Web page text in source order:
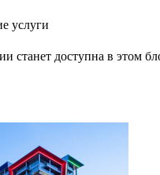
услуги
станет доступна в этом